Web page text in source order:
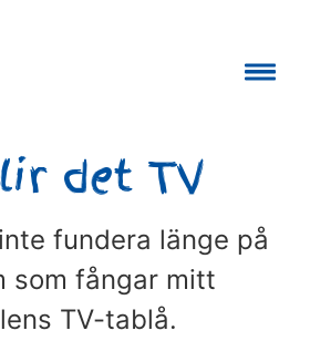
det TV
fundera länge på
som fångar mitt
TV-tablå.